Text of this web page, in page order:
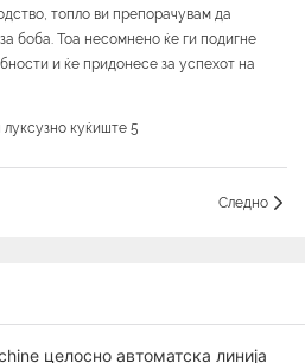
топло ви препорачувам да
боба. Тоа несомнено ќе ги подигне
и ќе придонесе за успехот на
Следно
целосно автоматска линија